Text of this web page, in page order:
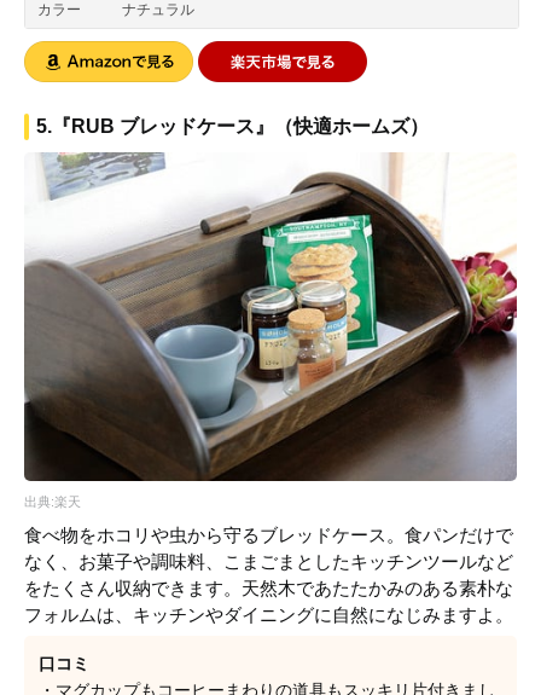
カラー ナチュラル
5.『RUB ブレッドケース』（快適ホームズ）
出典:楽天
食べ物をホコリや虫から守るブレッドケース。食パンだけで
なく、お菓子や調味料、こまごまとしたキッチンツールなど
をたくさん収納できます。天然木であたたかみのある素朴な
フォルムは、キッチンやダイニングに自然になじみますよ。
口コミ
・マグカップもコーヒーまわりの道具もスッキリ片付きまし